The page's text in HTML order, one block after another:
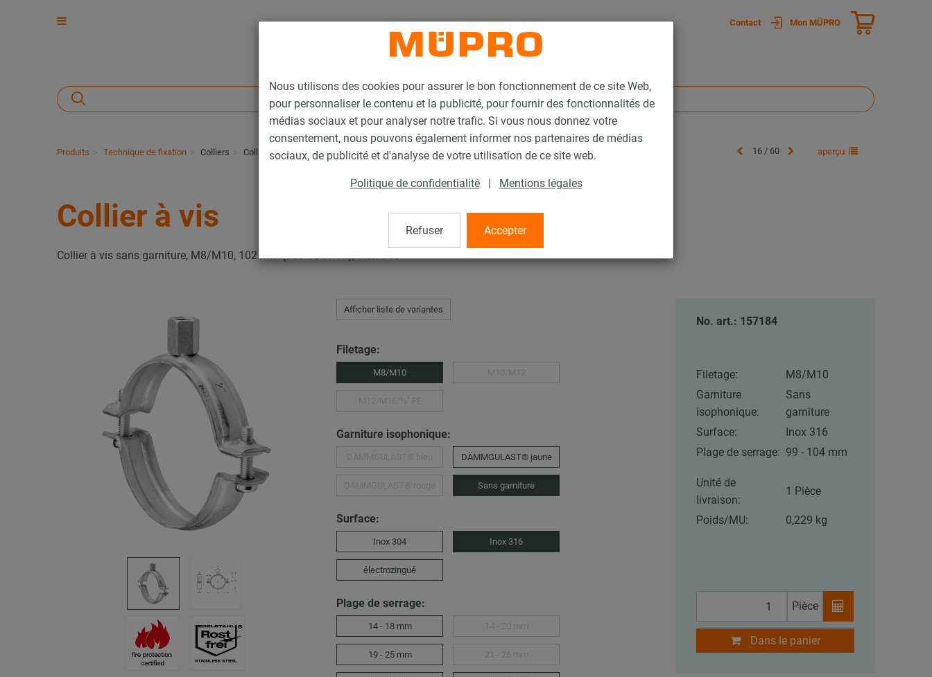
Nous utilisons des cookies pour assurer le bon fonctionnement de ce site Web,
pour personnaliser le contenu et la publicité, pour fournir des fonctionnalités de
médias sociaux et pour analyser notre trafic. Si vous nous donnez votre
consentement, nous pouvons également informer nos partenaires de médias
sociaux, de publicité et d'analyse de votre utilisation de ce site web.
Politique de confidentialité | Mentions légales
Refuser Accepter
Contact Mon MÜPRO
Produits Technique de fixation Colliers Collier à vis 16 / 60 aperçu
Collier à vis
Collier à vis sans garniture, M8/M10, 102 mm (100-104 mm), Inox 316
Afficher liste de variantes
Filetage:
M8/M10
Garniture isophonique:
DÄMMGULAST® jaune
Sans garniture
Surface:
Inox 304 Inox 316
électrozingué
Plage de serrage:
14 - 18 mm
19 - 25 mm
No. art.: 157184
Filetage:
M8/M10
Garniture
isophonique:
Sans
garniture
Surface:
Inox 316
Plage de serrage: 99 - 104 mm
Unité de
livraison:
1 Pièce
Poids/MU: 0,229 kg
Pièce
Dans le panier